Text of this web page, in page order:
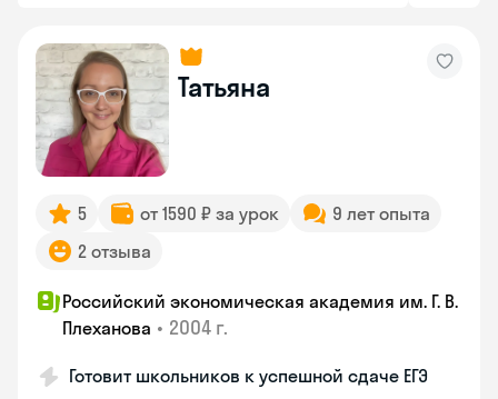
Татьяна
5 от 1590 ₽ за урок
9 лет опыта
2 отзыва
Российский экономическая академия им. Г. В.
Плеханова • 2004 г.
Готовит школьников к успешной сдаче ЕГЭ